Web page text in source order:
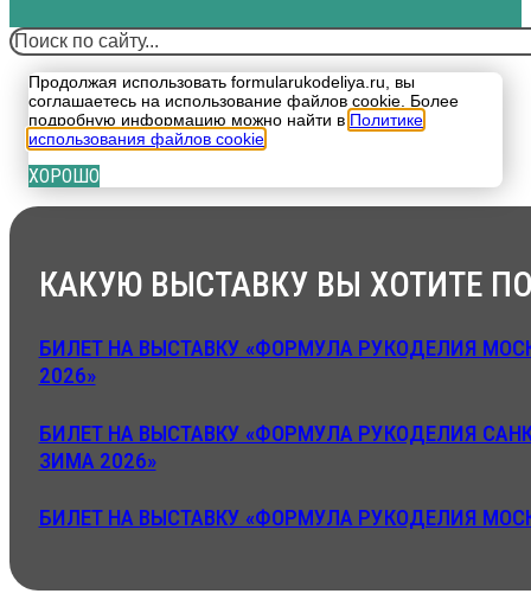
Поиск
Продолжая использовать formularukodeliya.ru, вы
соглашаетесь на использование файлов cookie. Более
подробную информацию можно найти в Политике
использования файлов cookie
ХОРОШО
КАКУЮ ВЫСТАВКУ ВЫ ХОТИТЕ
БИЛЕТ НА ВЫСТАВКУ «ФОРМУЛА РУКОДЕЛИЯ
2026»
БИЛЕТ НА ВЫСТАВКУ «ФОРМУЛА РУКОДЕЛИЯ
ЗИМА 2026»
БИЛЕТ НА ВЫСТАВКУ «ФОРМУЛА РУКОДЕЛИЯ